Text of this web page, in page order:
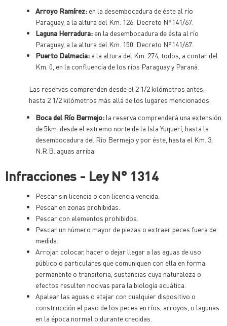
Arroyo Ramírez: en la desembocadura de éste al río
Paraguay, a la altura del Km. 126. Decreto N°141/67.
Laguna Herradura: en la desembocadura de ésta al río
Paraguay, a la altura del Km. 150. Decreto N°141/67.
Puerto Dalmacia: a la altura del Km. 274, todos, a contar del
Km. 0, en la confluencia de los ríos Paraguay y Paraná.
Las reservas comprenden desde el 2 1/2 kilómetros antes,
hasta 2 1/2 kilómetros más allá de los lugares mencionados.
Boca del Río Bermejo: la reserva comprenderá una extensión
de 5km. desde el extremo norte de la Isla Yuquerí, hasta la
desembocadura del Río Bermejo y por éste, hasta el Km. 3,
N.R.B. aguas arriba.
Infracciones - Ley N° 1314
Pescar sin licencia o con licencia vencida.
Pescar en zonas prohibidas.
Pescar con elementos prohibidos.
Pescar un número mayor de piezas o extraer peces fuera de
medida.
Arrojar, colocar, hacer o dejar llegar a las aguas de uso
público o particulares que comuniquen con ella en forma
permanente o transitoria, sustancias cuya naturaleza o
efectos resulten nocivas para la biología acuática.
Apalear las aguas o atajar con cualquier dispositivo o
construcción el paso de los peces en ríos, arroyos, o lagunas
en la época normal o durante crecidas.